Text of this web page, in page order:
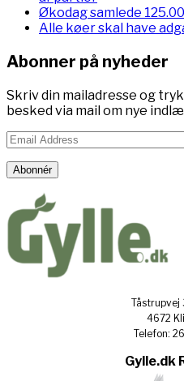
Økodag samlede
Alle køer skal have
Abonner på nyheder
Skriv din mailadresse og
besked via mail om nye
Email
Address
Abonnér
Tåstrupvej
4672
Telefon:
Gylle.dk